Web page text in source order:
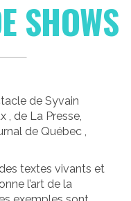
SHOWS
de Syvain
, de La Presse,
de Québec ,
textes vivants et
l’art de la